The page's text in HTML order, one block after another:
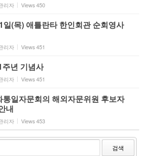
리자 Views450
(목) 애틀란타 한인회관 순회영사
리자 Views451
년 기념사
리자 Views451
일자문회의 해외자문위원 후보자
내
리자 Views453
검색